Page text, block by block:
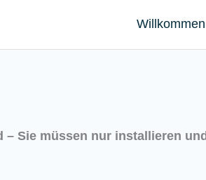
Willkommen
– Sie müssen nur installieren